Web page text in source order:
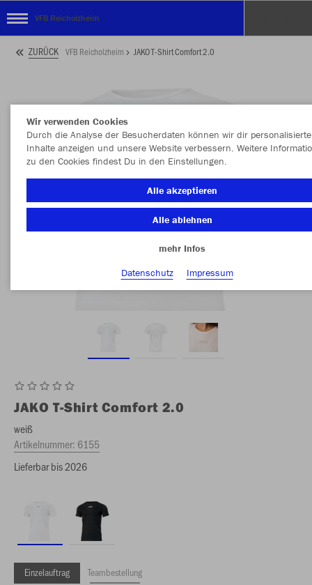
VFB Reicholzheim
ZURÜCK VFB Reicholzheim JAKO T-Shirt Comfort 2.0
JAKO T-Shirt Comfort 2.0
weiß
Artikelnummer: 6155
Lieferbar bis 2026
Einzelauftrag Teambestellung
Wir verwenden Cookies
Durch die Analyse der Besucherdaten können wir dir personalisierte
Inhalte anzeigen und unsere Website verbessern. Weitere
zu den Cookies findest Du in den Einstellungen.
Alle akzeptieren
Alle ablehnen
mehr Infos
Datenschutz
Impressum